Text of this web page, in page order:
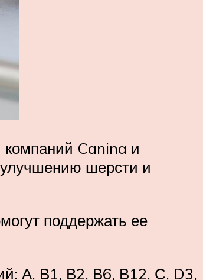
Canina и
шерсти и
поддержать ее
А, В1, В2, В6, В12, С, D3,